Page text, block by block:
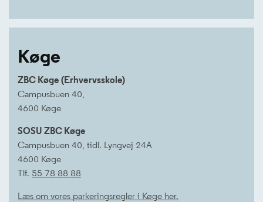
Køge
ZBC Køge (Erhvervsskole)
Campusbuen 40,
4600 Køge
SOSU ZBC Køge
Campusbuen 40, tidl. Lyngvej 24A
4600 Køge
Tlf. 55 78 88 88
Læs om vores parkeringsregler i Køge her.